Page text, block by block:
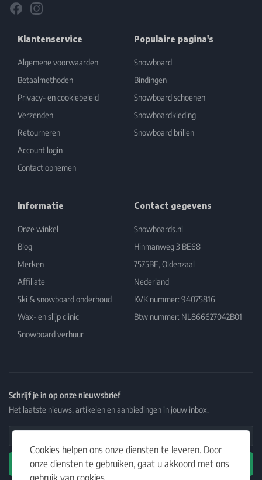
Cookies helpen ons onze diensten te leveren. Door
onze diensten te gebruiken, gaat u akkoord met ons
gebruik van cookies.
FacebookInstagram
Klantenservice
Algemene voorwaarden
Betaalmethoden
Privacy- en cookiebeleid
Verzenden
Retourneren
Account login
Contact opnemen
Populaire pagina's
Snowboard
Bindingen
Snowboard schoenen
Snowboardkleding
Snowboard brillen
Informatie
Onze winkel
Blog
Merken
Affiliate
Ski & snowboard onderhoud
Wax- en slijp clinic
Snowboard verhuur
Contact gegevens
Snowboards.nl
Hinmanweg 3 BE68
7575BE, Oldenzaal
Nederland
KVK nummer: 94075816
Btw nummer: NL866627042B01
Schrijf je in op onze nieuwsbrief
Het laatste nieuws, artikelen en aanbiedingen in jouw inbox.
Email Address
Abonneren